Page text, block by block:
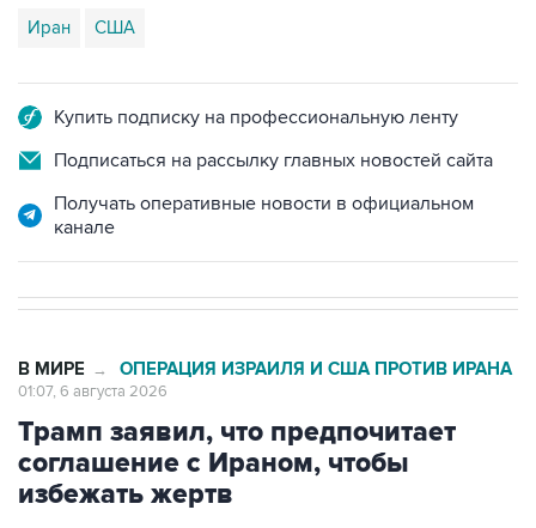
Иран США
Купить подписку на профессиональную ленту
Подписаться на рассылку главных новостей сайта
Получать оперативные новости в официальном
канале
В МИРЕ → ОПЕРАЦИЯ ИЗРАИЛЯ И США ПРОТИВ ИРАНА
01:07, 6 августа 2026
Трамп заявил, что предпочитает
соглашение с Ираном, чтобы
избежать жертв